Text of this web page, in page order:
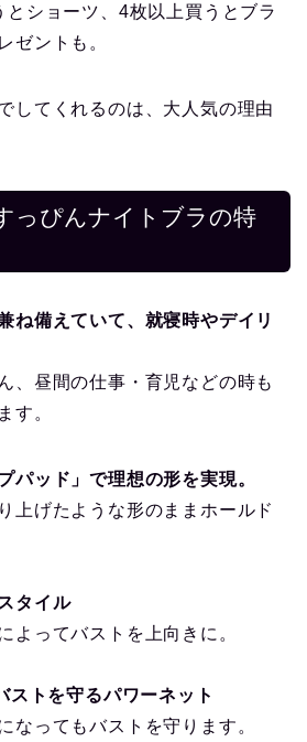
とショーツ、4枚以上買うとブラ
ゼントも。
してくれるのは、大人気の理由
っぴんナイトブラの特
ね備えていて、就寝時やデイリ
、昼間の仕事・育児などの時も
す。
パッド」で理想の形を実現。
上げたような形のままホールド
タイル
よってバストを上向きに。
ストを守るパワーネット
なってもバストを守ります。